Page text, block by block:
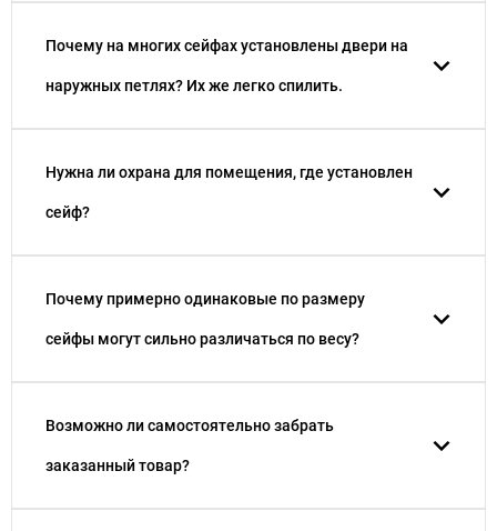
Почему на многих сейфах установлены двери на
наружных петлях? Их же легко спилить.
Нужна ли охрана для помещения, где установлен
сейф?
Почему примерно одинаковые по размеру
сейфы могут cильно различаться по весу?
Возможно ли самостоятельно забрать
заказанный товар?